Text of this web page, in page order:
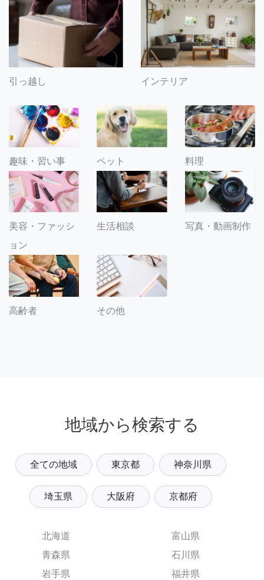
引っ越し インテリア
趣味・習い事 ペット 料理
美容・ファッシ
ョン
生活相談 写真・動画制作
高齢者 その他
地域から検索する
全ての地域 東京都 神奈川県
埼玉県 大阪府 京都府
北海道
青森県
岩手県
富山県
石川県
福井県